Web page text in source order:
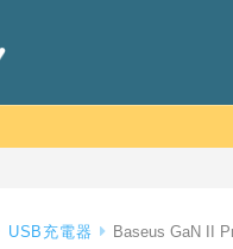
USB充電器
Baseus GaN II